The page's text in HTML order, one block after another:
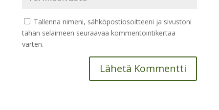
Tallenna nimeni, sähköpostiosoitteeni ja sivustoni
tähän selaimeen seuraavaa kommentointikertaa
varten.